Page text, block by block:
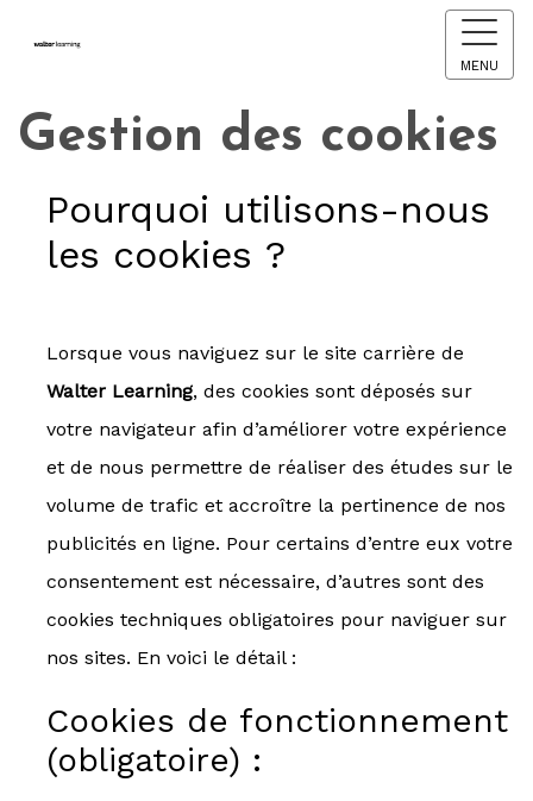
MENU
Gestion des cookies
Pourquoi utilisons-nous
les cookies ?
Lorsque vous naviguez sur le site carrière de
Walter Learning, des cookies sont déposés sur
votre navigateur afin d’améliorer votre expérience
et de nous permettre de réaliser des études sur le
volume de trafic et accroître la pertinence de nos
publicités en ligne. Pour certains d’entre eux votre
consentement est nécessaire, d’autres sont des
cookies techniques obligatoires pour naviguer sur
nos sites. En voici le détail :
Cookies de fonctionnement
(obligatoire) :